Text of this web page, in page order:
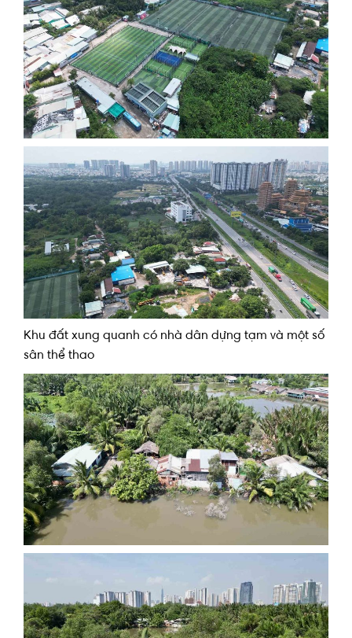
Khu đất xung quanh có nhà dân dựng tạm và một số
sân thể thao